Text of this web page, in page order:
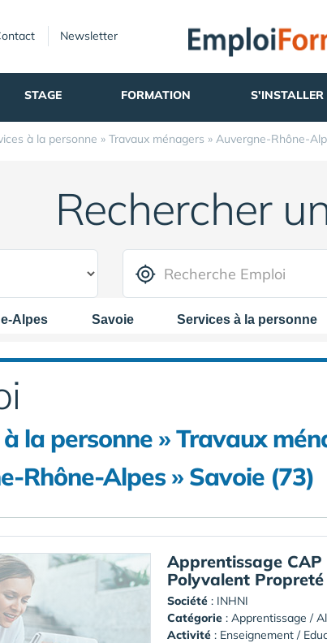
Newsletter
STAGE FORMATION
à la personne » Travaux ménagers » Auvergne-Rhône-
Rechercher
Alpes Savoie Services à la personne
la personne » Travaux
Rhône-Alpes » Savoie (73)
Apprentissage
Polyvalent Propreté
Société : INHNI
Catégorie : Apprentissage /
Activité : Enseignement /